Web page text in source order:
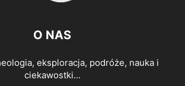
O NAS
eksploracja, podróże, nauka i
ciekawostki...